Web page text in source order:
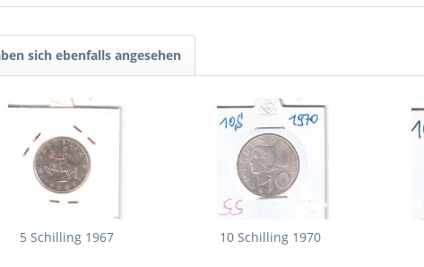
sich ebenfalls angesehen
5 Schilling 1967 10 Schilling 1970